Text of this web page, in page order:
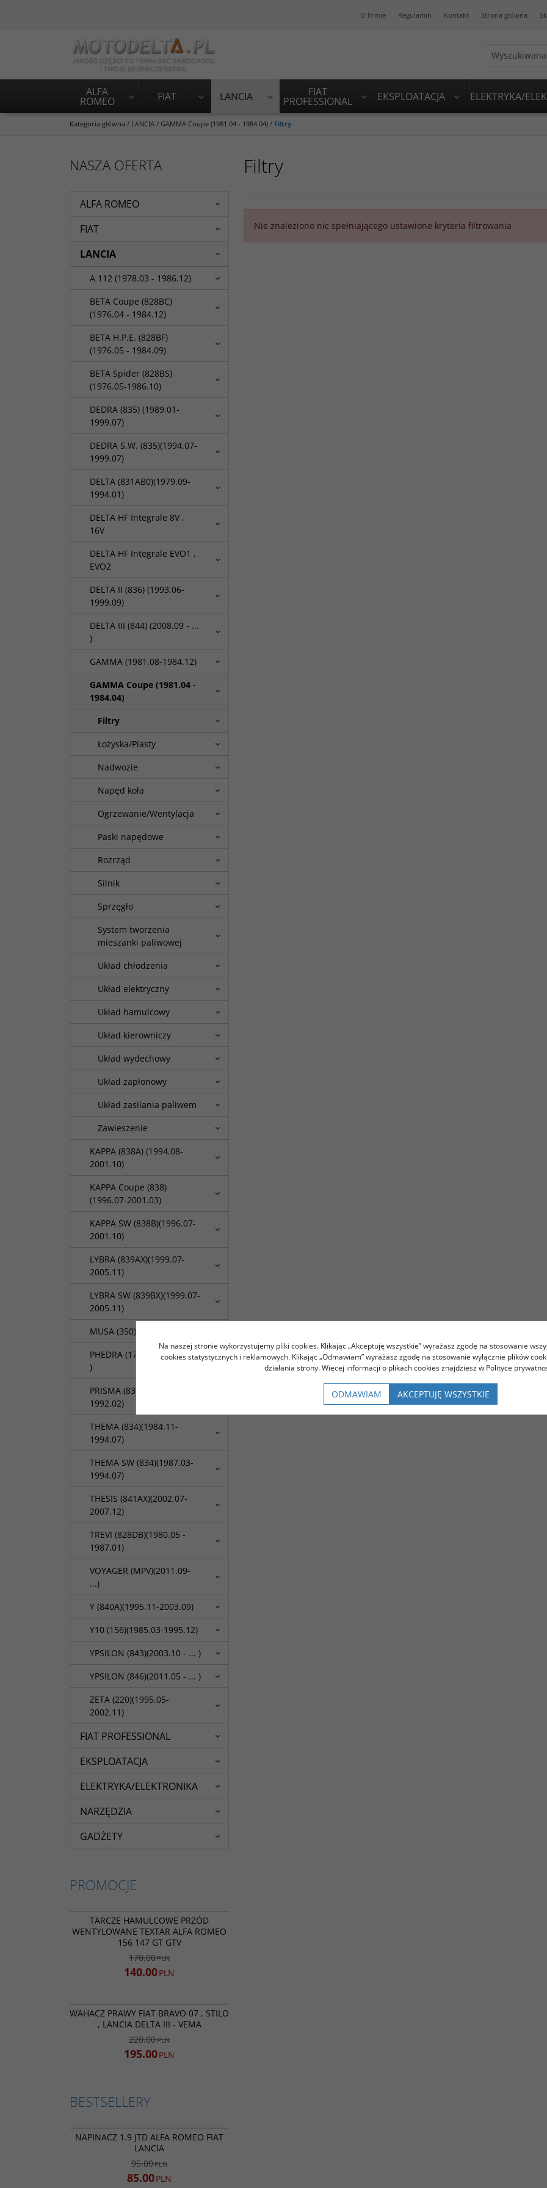
O firmie Regulamin Kontakt Strona główna
ALFA
ROMEO FIAT LANCIA FIAT
PROFESSIONAL EKSPLOATACJA ELEKTRYKA/
Kategoria główna / LANCIA / GAMMA Coupe (1981.04 - 1984.04) / Filtry
Filtry
Nie znaleziono nic spełniającego ustawione kryteria filtrowania
NASZA OFERTA
ALFA ROMEO
FIAT
LANCIA
A 112 (1978.03 - 1986.12)
BETA Coupe (828BC)
(1976.04 - 1984.12)
BETA H.P.E. (828BF)
(1976.05 - 1984.09)
BETA Spider (828BS)
(1976.05-1986.10)
DEDRA (835) (1989.01-
1999.07)
DEDRA S.W. (835)(1994.07-
1999.07)
DELTA (831AB0)(1979.09-
1994.01)
DELTA HF Integrale 8V ,
16V
DELTA HF Integrale EVO1 ,
EVO2
DELTA II (836) (1993.06-
1999.09)
DELTA III (844) (2008.09 - ...
)
GAMMA (1981.08-1984.12)
GAMMA Coupe (1981.04 -
1984.04)
Filtry
Łożyska/Piasty
Nadwozie
Napęd koła
Ogrzewanie/Wentylacja
Paski napędowe
Rozrząd
Silnik
Sprzęgło
System tworzenia
mieszanki paliwowej
Układ chłodzenia
Układ elektryczny
Układ hamulcowy
Układ kierowniczy
Układ wydechowy
Układ zapłonowy
Układ zasilania paliwem
Zawieszenie
KAPPA (838A) (1994.08-
2001.10)
KAPPA Coupe (838)
(1996.07-2001.03)
KAPPA SW (838B)(1996.07-
2001.10)
LYBRA (839AX)(1999.07-
2005.11)
LYBRA SW (839BX)(1999.07-
2005.11)
MUSA (350) (2004.10 - ... )
PHEDRA (179) (2002.09 - ...
)
PRISMA (831AB0) (1983.01-
1992.02)
THEMA (834)(1984.11-
1994.07)
THEMA SW (834)(1987.03-
1994.07)
THESIS (841AX)(2002.07-
2007.12)
TREVI (828DB)(1980.05 -
1987.01)
VOYAGER (MPV)(2011.09-
...)
Y (840A)(1995.11-2003.09)
Y10 (156)(1985.03-1995.12)
YPSILON (843)(2003.10 - ... )
YPSILON (846)(2011.05 - ... )
ZETA (220)(1995.05-
2002.11)
FIAT PROFESSIONAL
EKSPLOATACJA
ELEKTRYKA/ELEKTRONIKA
NARZĘDZIA
GADŻETY
PROMOCJE
BESTSELLER PROMOCJA
TARCZE HAMULCOWE PRZÓD
WENTYLOWANE TEXTAR ALFA ROMEO
156 147 GT GTV
170.00PLN
140.00PLN
BESTSELLER PROMOCJA
WAHACZ PRAWY FIAT BRAVO 07 , STILO
, LANCIA DELTA III - VEMA
220.00PLN
195.00PLN
BESTSELLERY
BESTSELLER PROMOCJA
NAPINACZ 1.9 JTD ALFA ROMEO FIAT
LANCIA
95.00PLN
85.00PLN
Na naszej stronie wykorzystujemy pliki cookies. Klikając „Akceptuję wszystkie” wyrażasz zgodę na stosowanie
cookies statystycznych i reklamowych. Klikając „Odmawiam” wyrażasz zgodę na stosowanie wyłącznie plików
działania strony. Więcej informacji o plikach cookies znajdziesz w Polityce
ODMAWIAM AKCEPTUJĘ WSZYSTKIE